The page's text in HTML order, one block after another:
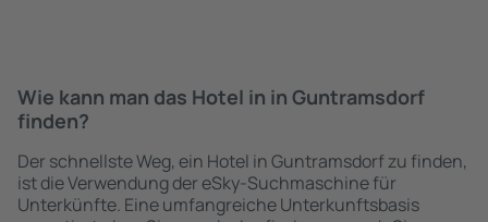
Wie kann man das Hotel in in Guntramsdorf
finden?
Der schnellste Weg, ein Hotel in Guntramsdorf zu finden,
ist die Verwendung der eSky-Suchmaschine für
Unterkünfte. Eine umfangreiche Unterkunftsbasis